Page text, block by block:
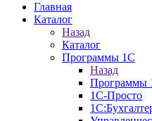
Главная
Каталог
Назад
Каталог
Программы 1С
Назад
Программы
1С-Просто